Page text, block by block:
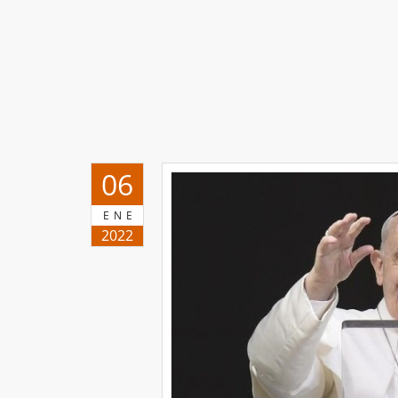
06
ENE
2022